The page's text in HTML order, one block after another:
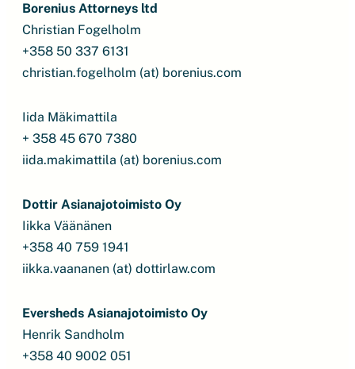
Borenius Attorneys ltd
Christian Fogelholm
+358 50 337 6131
christian.fogelholm (at) borenius.com
Iida Mäkimattila
+ 358 45 670 7380
iida.makimattila (at) borenius.com
Dottir Asianajotoimisto Oy
Iikka Väänänen
+358 40 759 1941
iikka.vaananen (at) dottirlaw.com
Eversheds Asianajotoimisto Oy
Henrik Sandholm
+358 40 9002 051